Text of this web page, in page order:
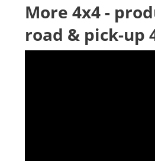
More 4x4 -
road & pick-up